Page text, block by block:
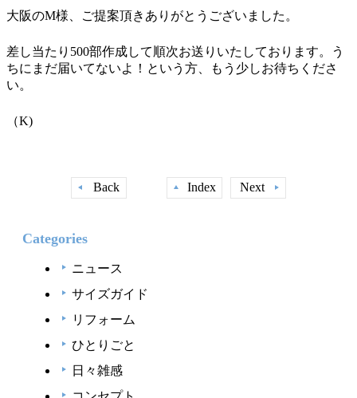
大阪のM様、ご提案頂きありがとうございました。
差し当たり500部作成して順次お送りいたしております。う
ちにまだ届いてないよ！という方、もう少しお待ちくださ
い。
（K)
Back Index Next
Categories
ニュース
サイズガイド
リフォーム
ひとりごと
日々雑感